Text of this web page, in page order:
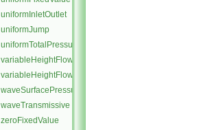
uniformInletOutlet
uniformJump
uniformTotalPressure
variableHeightFlowRate
variableHeightFlowRateInletVelocity
waveSurfacePressure
waveTransmissive
zeroFixedValue